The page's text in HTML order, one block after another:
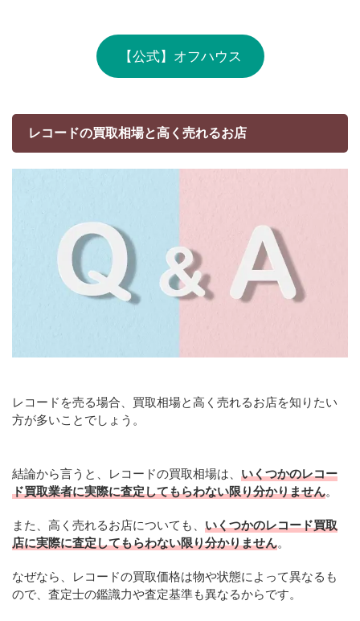
【公式】オフハウス
レコードの買取相場と高く売れるお店
レコードを売る場合、買取相場と高く売れるお店を知りたい
方が多いことでしょう。
結論から言うと、レコードの買取相場は、 いくつかのレコー
ド買取業者に実際に査定してもらわない限り分かりません。
また、高く売れるお店についても、 いくつかのレコード買取
店に実際に査定してもらわない限り分かりません。
なぜなら、レコードの買取価格は物や状態によって異なるも
ので、査定士の鑑識力や査定基準も異なるからです。